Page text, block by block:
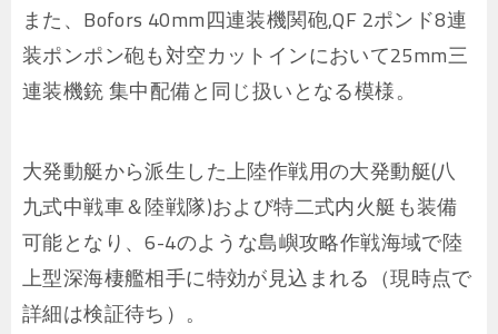
また、Bofors 40mm四連装機関砲,QF 2ポンド8連
装ポンポン砲も対空カットインにおいて25mm三
連装機銃 集中配備と同じ扱いとなる模様。
大発動艇から派生した上陸作戦用の大発動艇(八
九式中戦車＆陸戦隊)および特二式内火艇も装備
可能となり、6-4のような島嶼攻略作戦海域で陸
上型深海棲艦相手に特効が見込まれる（現時点で
詳細は検証待ち）。